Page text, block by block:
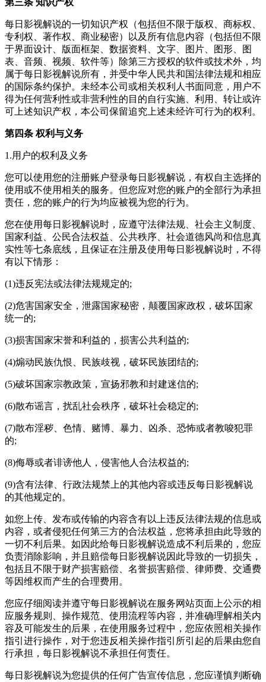
第三条 知识产权
每日影视解说的一切知识产权（包括但不限于版权、商标权、
专利权、著作权、商业秘密）以及所有信息内容（包括但不限
于界面设计、版面框架、数据资料、文字、图片、图形、图
表、音频、视频、软件等）除第三方授权的软件或技术外，均
属于每日影视解说所有，并受中华人民共和国法律法规和相应
的国际条约保护。未经本公司或相关权利人书面同意，用户不
得为任何营利性或非营利性的目的自行实施、利用、转让或许
可上述知识产权，本公司保留追究上述未经许可行为的权利。
第四条 权利与义务
1.用户的权利及义务
您可以使用您的注册账户登录每日影视解说 ，有权自主选择的
使用或不使用相关的服务。但您应对您的账户的全部行为承担
责任，您的账户的行为均应被视为您的行为。
您在使用每日影视解说时，应遵守法律法规、社会主义制度、
国家利益、公民合法权益、公共秩序、社会道德风尚和信息真
实性等七条底线，且保证在注册及使用每日影视解说时，不得
有以下情形：
(1)违反宪法或法律法规规定的;
(2)危害国家安全，泄露国家秘密，颠覆国家政权，破坏囯家
统一的;
(3)损害国家宋誉和利益的，损害公共利益的;
(4)煽动民族仇恨、民族歧视，破坏民族团结的;
(5)破坏国家宗教政策，宣扬邪教和封建迷信的;
(6)散布谣言，扰乱社会秩序，破坏社会稳定的;
(7)散布淫秽、色情、赌博、暴力、凶杀、恐怖或者教唆犯罪
的;
(8)侮辱或者诽谤他人，侵害他人合法权益的;
(9)含有法律、行政法规禁上的其他内容或违反每日影视解说
的其他规定的。
如您上传、发布或传输的内容含有以上违反法律法规的信息或
内容，或者侵犯任何第三方的合法权益，您将承担由此导致的
一切不利后果。如因此给每日影视解说造成不利后果的，您应
负责消除影响，并且赔偿每日影视解说因此导致的一切损失，
包括且不限于财产损害赔偿、名誉损害赔偿、律师费、交通费
等因维权而产生的合理费用。
您应仔细阅读并遵守每日影视解说在服务网站页面上公示的相
应服务规则、操作规范、使用流程等内容，并准确理解相关内
容及可能发生的后果，在使用服务过程中，您应依照相关操作
指引进行操作，对于您违反相关操作指引所引起的后果由您自
行承担， 每日影视解说不承担任何责任。
每日影视解说为您提供的任何广告宣传信息，您应谨慎判断确